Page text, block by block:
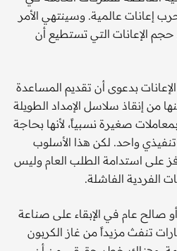
إعانات عالمية. وسينتهي الأمر
الإعانات التي تستطيع أن
بدعوى أن تقديم المساعدة
من إنقاذ سلاسل الإمداد الطويلة
صغيرة نسبياً، لأنها بحاجة
واحد. لكن هذا الأسلوب
على استدامة الطلب العام وليس
الفردية الفاشلة.
صالح عام في الإبقاء على صناعة
تنفث مزيداً من غاز الكربون